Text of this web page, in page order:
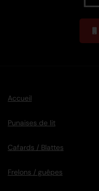
Accueil
Punaises de lit
Cafards / Blattes
Frelons / guêpes